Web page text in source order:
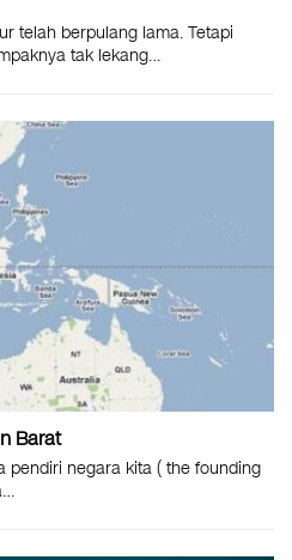
telah berpulang lama. Tetapi
tak lekang…
Barat
pendiri negara kita ( the founding
…